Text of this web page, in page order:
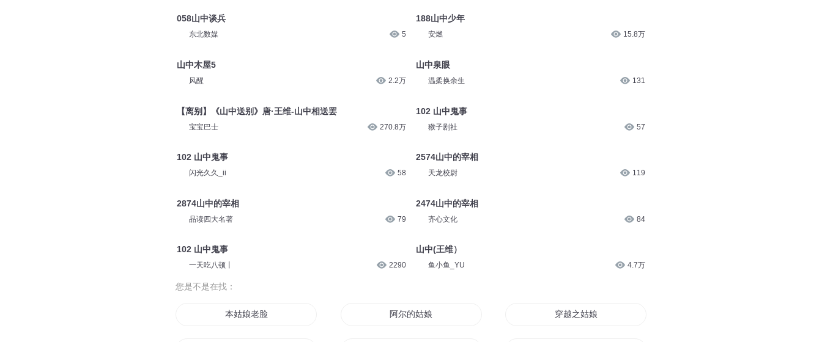
058山中谈兵
东北数媒 5
山中木屋5
风醒 2.2万
【离别】《山中送别》唐·王维-山中相送罢
宝宝巴士 270.8万
102 山中鬼事
闪光久久_ii 58
2874山中的宰相
品读四大名著 79
102 山中鬼事
一天吃八顿丨 2290
188山中少年
安燃 15.8万
山中泉眼
温柔换余生 131
102 山中鬼事
猴子剧社 57
2574山中的宰相
天龙校尉 119
2474山中的宰相
齐心文化 84
山中(王维）
鱼小鱼_YU 4.7万
您是不是在找：
本姑娘老脸一红 阿尔的姑娘 穿越之姑娘来自东北